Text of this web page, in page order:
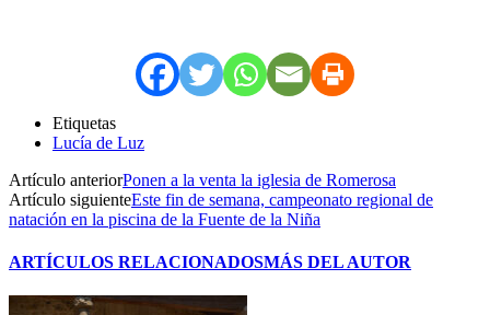
Etiquetas
Lucía de Luz
Artículo anteriorPonen a la venta la iglesia de Romerosa
Artículo siguienteEste fin de semana, campeonato regional de
natación en la piscina de la Fuente de la Niña
ARTÍCULOS RELACIONADOSMÁS DEL AUTOR